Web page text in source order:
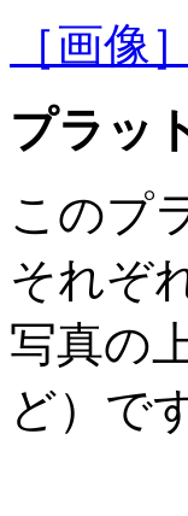
［画像
プラッ
このプ
それぞ
写真の
ど）で